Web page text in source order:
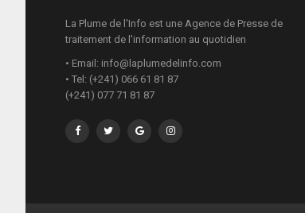
La Plume de l'Info est une Agence de Presse de
traitement de l'information au quotidien
• Email: info@laplumedelinfo.com
• Tel: (+241) 066 61 81 87
(+241) 077 71 81 87